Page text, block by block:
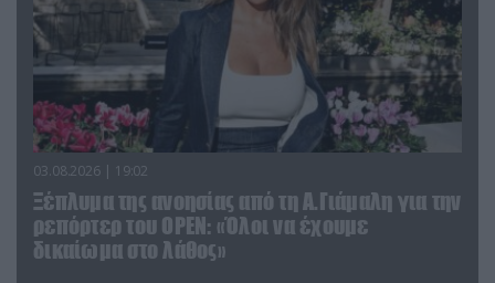
03.08.2026 | 19:02
Ξέπλυμα της ανοησίας από τη Α.Γιάμαλη για την
ρεπόρτερ του ΟΡΕΝ: «Όλοι να έχουμε
δικαίωμα στο λάθος»